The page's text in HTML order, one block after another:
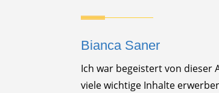
Bianca Saner
Ich war begeistert von dieser
viele wichtige Inhalte